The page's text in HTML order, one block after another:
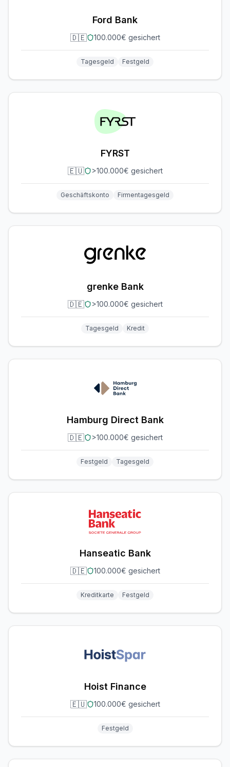
Ford Bank
🇩🇪 100.000€ gesichert
Tagesgeld Festgeld
FYRST
🇪🇺 >100.000€ gesichert
Geschäftskonto Firmentagesgeld
grenke Bank
🇩🇪 >100.000€ gesichert
Tagesgeld Kredit
Hamburg Direct Bank
🇩🇪 >100.000€ gesichert
Festgeld Tagesgeld
Hanseatic Bank
🇩🇪 100.000€ gesichert
Kreditkarte Festgeld
Hoist Finance
🇪🇺 100.000€ gesichert
Festgeld